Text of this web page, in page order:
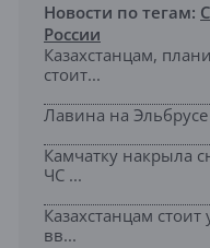
Новости по тегам:
России
Казахстанцам,
стоит...
Лавина на Эльбрусе
Камчатку накрыла
ЧС ...
Казахстанцам
вв...